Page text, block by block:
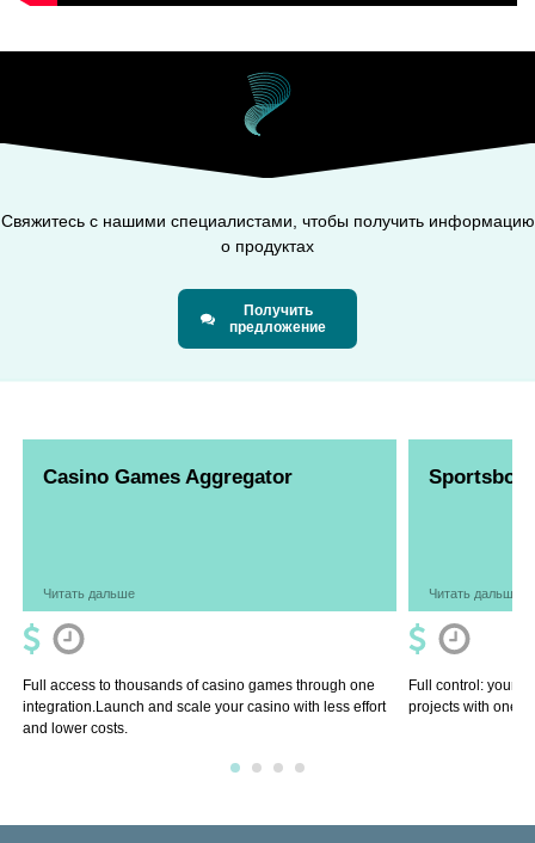
Свяжитесь с нашими специалистами, чтобы получить информацию
о продуктах
Получить
предложение
Casino Games Aggregator
Читать дальше
Full access to thousands of casino games through one
integration.Launch and scale your casino with less effort
and lower costs.
Читать дальше
Full control: your
projects with one